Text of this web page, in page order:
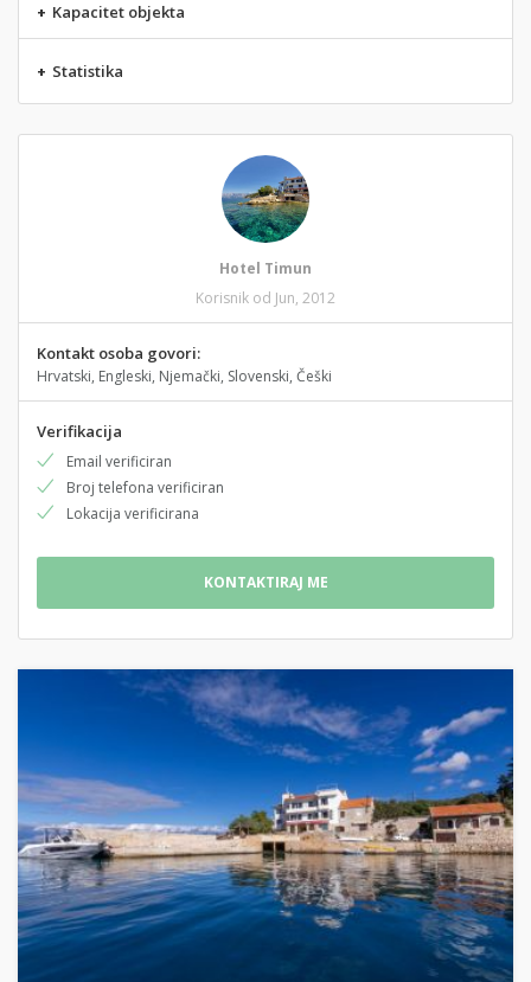
+ Kapacitet objekta
+ Statistika
Hotel Timun
Korisnik od Jun, 2012
Kontakt osoba govori:
Hrvatski, Engleski, Njemački, Slovenski, Češki
Verifikacija
Email verificiran
Broj telefona verificiran
Lokacija verificirana
KONTAKTIRAJ ME